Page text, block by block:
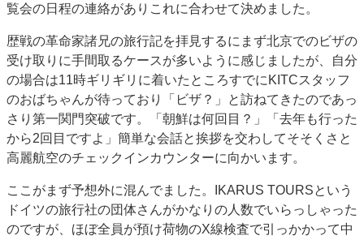
覧会の日程の連絡がありこれに合わせて決めました。
歴戦の革命家諸兄の旅行記を拝見するにまず北京でのビザの
受け取りに手間取るケースが多いように感じましたが、自分
の場合は11時ギリギリに着いたところすでにKITCスタッフ
のおばちゃんが待っており「ビザ？」と訪ねてきたのであっ
さり第一関門突破です。「朝鮮は何回目？」「去年も行った
から2回目ですよ」簡単な会話と挨拶を交わしてそそくさと
高麗航空のチェックインカウンターに向かいます。
ここがまず予想外に混んでました。IKARUS TOURSという
ドイツの旅行社の団体さんがかなりの人数でいらっしゃった
のですが、ほぼ全員が預け荷物のX線検査で引っかかって中